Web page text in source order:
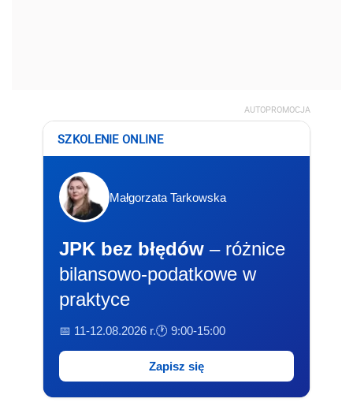
AUTOPROMOCJA
SZKOLENIE ONLINE
Małgorzata Tarkowska
JPK bez błędów – różnice
bilansowo-podatkowe w
praktyce
📅 11-12.08.2026 r.🕐 9:00-15:00
Zapisz się